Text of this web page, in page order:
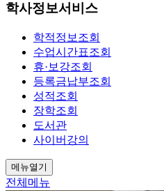
학사정보서비스
학적정보조회
수업시간표조회
휴·보강조회
등록금납부조회
성적조회
장학조회
도서관
사이버강의
메뉴열기
전체메뉴